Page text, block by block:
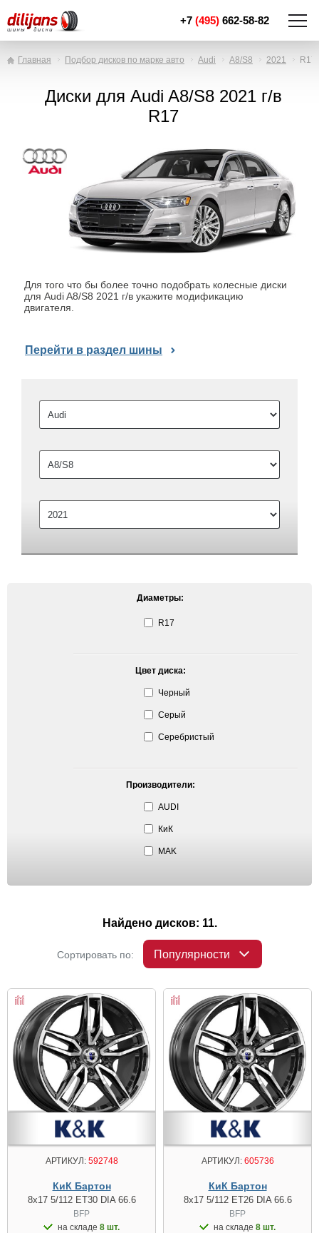
+7 (495) 662-58-82
Главная Подбор дисков по марке авто Audi A8/S8 2021 R17
Диски для Audi A8/S8 2021 г/в
R17
Для того что бы более точно подобрать колесные диски
для Audi A8/S8 2021 г/в укажите модификацию
двигателя.
Перейти в раздел шины
Диаметры:
R17
Цвет диска:
Черный
Серый
Серебристый
Производители:
AUDI
КиК
MAK
Найдено дисков: 11.
Сортировать по: Популярности
АРТИКУЛ:592748
КиК Бартон
8x17 5/112 ET30 DIA 66.6
BFP
на складе 8 шт.
АРТИКУЛ:605736
КиК Бартон
8x17 5/112 ET26 DIA 66.6
BFP
на складе 8 шт.